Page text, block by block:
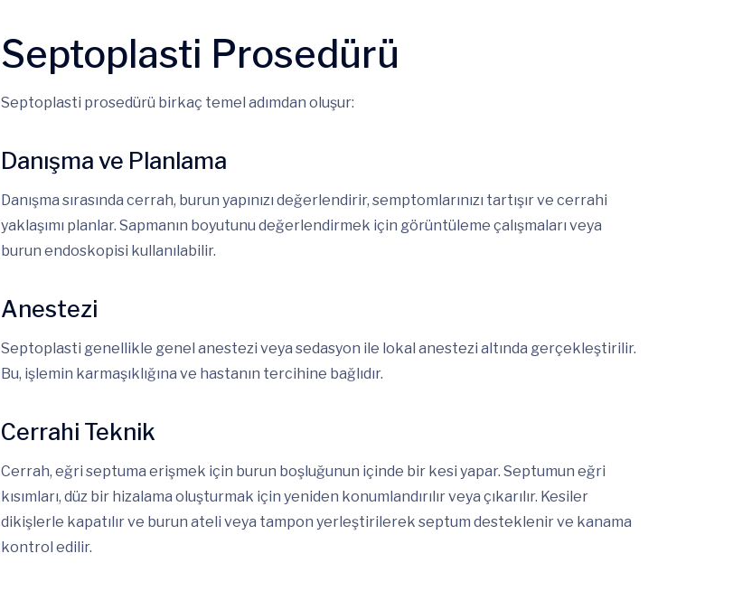
Septoplasti Prosedürü
Septoplasti prosedürü birkaç temel adımdan oluşur:
Danışma ve Planlama
Danışma sırasında cerrah, burun yapınızı değerlendirir, semptomlarınızı tartışır ve cerrahi
yaklaşımı planlar. Sapmanın boyutunu değerlendirmek için görüntüleme çalışmaları veya
burun endoskopisi kullanılabilir.
Anestezi
Septoplasti genellikle genel anestezi veya sedasyon ile lokal anestezi altında gerçekleştirilir.
Bu, işlemin karmaşıklığına ve hastanın tercihine bağlıdır.
Cerrahi Teknik
Cerrah, eğri septuma erişmek için burun boşluğunun içinde bir kesi yapar. Septumun eğri
kısımları, düz bir hizalama oluşturmak için yeniden konumlandırılır veya çıkarılır. Kesiler
dikişlerle kapatılır ve burun ateli veya tampon yerleştirilerek septum desteklenir ve kanama
kontrol edilir.